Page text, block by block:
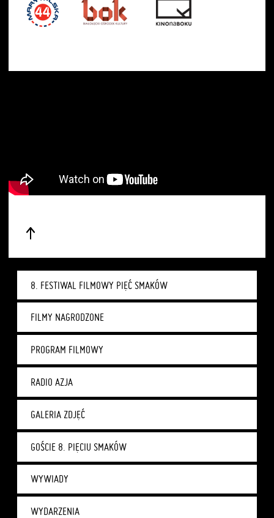
8. FESTIWAL FILMOWY PIĘĆ SMAKÓW
FILMY NAGRODZONE
PROGRAM FILMOWY
RADIO AZJA
GALERIA ZDJĘĆ
GOŚCIE 8. PIĘCIU SMAKÓW
WYWIADY
WYDARZENIA